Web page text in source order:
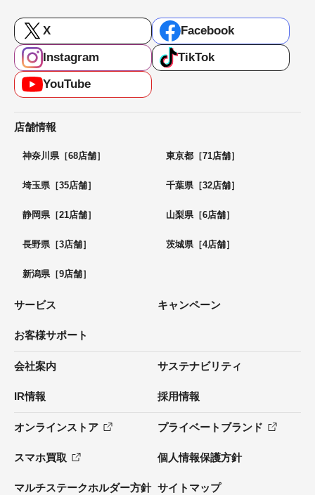
X
Facebook
Instagram
TikTok
YouTube
店舗情報
神奈川県［68店舗］ 東京都［71店舗］
埼玉県［35店舗］ 千葉県［32店舗］
静岡県［21店舗］ 山梨県［6店舗］
長野県［3店舗］ 茨城県［4店舗］
新潟県［9店舗］
サービス キャンペーン
お客様サポート
会社案内 サステナビリティ
IR情報 採用情報
オンラインストア プライベートブランド
スマホ買取 個人情報保護方針
マルチステークホルダー方針 サイトマップ